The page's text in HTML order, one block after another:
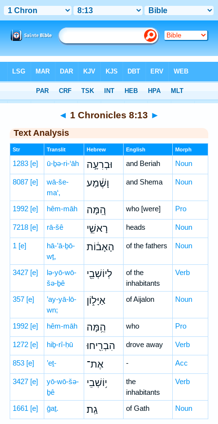
> 1 Chronicles 8:13
◄ 1 Chronicles 8:13 ►
Text Analysis
Str Translit Hebrew English Morph
1283 [e] ū-ḇə-ri-‘āh וּבְרִעָ֣ה and Beriah Noun
8087 [e]
wā-še-
ma‘,
וָשֶׁ֔מַע and Shema Noun
1992 [e] hêm-māh הֵ֚מָּה who [were] Pro
7218 [e] rā-šê רָאשֵׁ֣י heads Noun
1 [e]
hā-’ā-ḇō-
wṯ,
הָאָב֔וֹת of the fathers Noun
3427 [e]
lə-yō-wō-
šə-ḇê
לְיוֹשְׁבֵ֖י
of the
inhabitants
Verb
357 [e]
’ay-yā-lō-
wn;
אַיָּל֑וֹן of Aijalon Noun
1992 [e] hêm-māh הֵ֥מָּה who Pro
1272 [e] hiḇ-rî-ḥū הִבְרִ֖יחוּ drove away Verb
853 [e] ’eṯ- אֶת־ - Acc
3427 [e]
yō-wō-šə-
ḇê
י֥וֹשְׁבֵי
the
inhabitants
Verb
1661 [e] ḡaṯ. גַֽת׃ of Gath Noun